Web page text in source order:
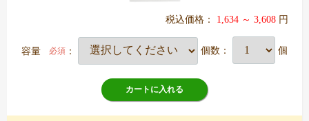
税込価格： 1,634 ～ 3,608 円
容量 必須 ： 個数： 個
カートに入れる